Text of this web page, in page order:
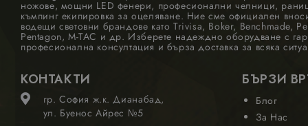
ножове, мощни LED фенери, професионални челници,
къмпинг екипировка за оцеляване. Ние сме официален
водещи световни брандове като Trivisa, Boker, Benchmade,
Pentagon, M-TAC и др. Изберете надеждно оборудване с
професионална консултация и бърза доставка за всяка
КОНТАКТИ
гр. София ж.к. Дианабад,
ул. Буенос Айрес №5
БЪРЗИ
Блог
За Нас
Строго
управление на
Име
_dc_gtm_UA-
177840928-1